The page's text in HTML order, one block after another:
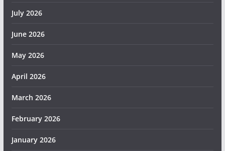
July 2026
June 2026
May 2026
April 2026
March 2026
February 2026
January 2026